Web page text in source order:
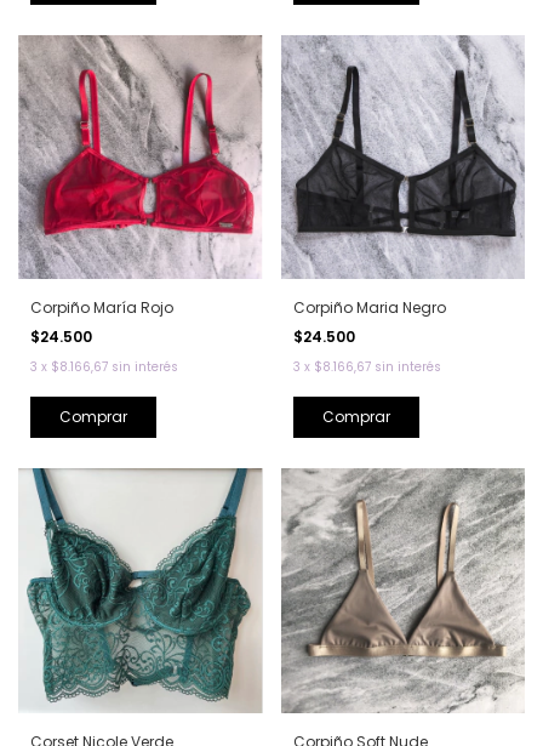
Corpiño María Rojo
$24.500
3 x $8.166,67 sin interés
Comprar
Corpiño Maria Negro
$24.500
3 x $8.166,67 sin interés
Comprar
Corset Nicole Verde
Corpiño Soft Nude